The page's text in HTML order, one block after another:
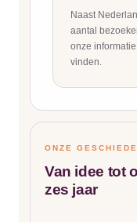
Naast
aantal
onze
vinden.
ONZE
Van idee tot
zes jaar